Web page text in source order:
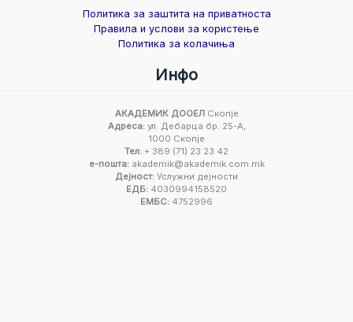
Политика за заштита на приватноста
Правила и услови за користење
Политика за колачиња
Инфо
АКАДЕМИК ДООЕЛСкопје
Адреса:ул. Дебарца бр. 25-А,
1000 Скопје
Тел: + 389 (71) 23 23 42
е-пошта:akademik@akademik.com.mk
Дејност: Услужни дејности
ЕДБ: 4030994158520
ЕМБС: 4752996